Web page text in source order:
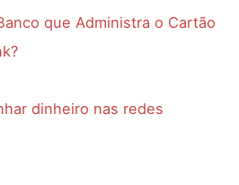
que Administra o Cartão
dinheiro nas redes